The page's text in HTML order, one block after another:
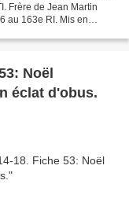
Frère de Jean Martin
au 163e RI. Mis en
Noël
éclat d'obus.